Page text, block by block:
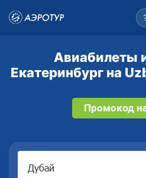
Авиабилеты
Екатеринбург на
Промокод